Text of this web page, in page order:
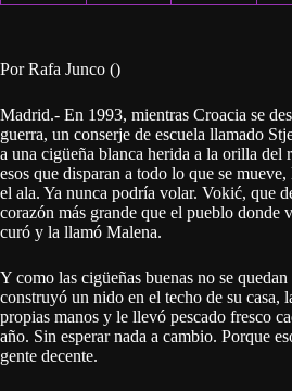
Por Rafa Junco ()
Madrid.- En 1993, mientras Croacia se
guerra, un conserje de escuela llamado
a una cigüeña blanca herida a la orilla del
esos que disparan a todo lo que se
el ala. Ya nunca podría volar. Vokić, que
corazón más grande que el pueblo donde
curó y la llamó Malena.
Y como las cigüeñas buenas no se
construyó un nido en el techo de su casa,
propias manos y le llevó pescado fresco
año. Sin esperar nada a cambio. Porque
gente decente.